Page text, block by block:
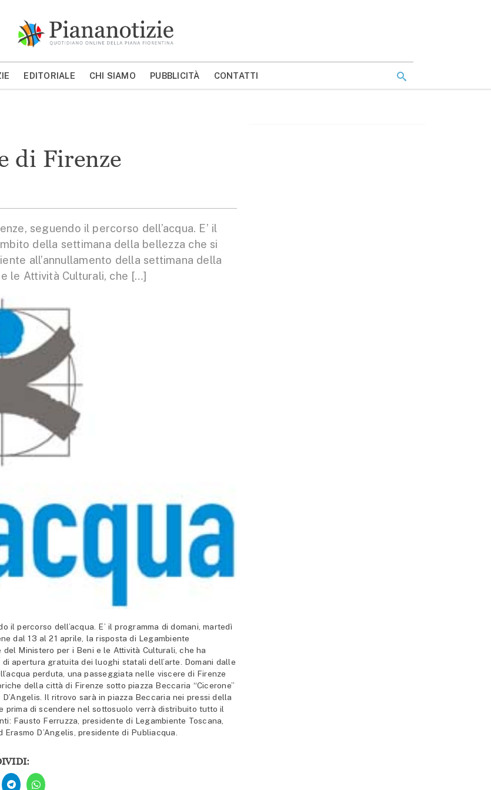
MOSTRA/NASCONDI CERCA
EDITORIALE CHI SIAMO PUBBLICITÀ CONTATTI
di Firenze
seguendo il percorso dell’acqua. E’ il
della settimana della bellezza che si
all’annullamento della settimana della
le Attività Culturali, che […]
il percorso dell’acqua. E’ il programma di domani, martedì
dal 13 al 21 aprile, la risposta di Legambiente
Ministero per i Beni e le Attività Culturali, che ha
apertura gratuita dei luoghi statali dell’arte. Domani dalle
perduta, una passeggiata nelle viscere di Firenze
della città di Firenze sotto piazza Beccaria “Cicerone”
Il ritrovo sarà in piazza Beccaria nei pressi della
di scendere nel sottosuolo verrà distribuito tutto il
Fausto Ferruzza, presidente di Legambiente Toscana,
D’Angelis, presidente di Publiacqua.
Fai
clic
Fai
clic